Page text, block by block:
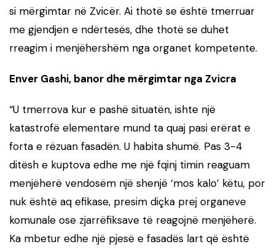
si mërgimtar në Zvicër. Ai thotë se është tmerruar
me gjendjen e ndërtesës, dhe thotë se duhet
rreagim i menjëhershëm nga organet kompetente.
Enver Gashi, banor dhe mërgimtar nga Zvicra
“U tmerrova kur e pashë situatën, ishte një
katastrofë elementare mund ta quaj pasi erërat e
forta e rëzuan fasadën. U habita shumë. Pas 3-4
ditësh e kuptova edhe me një fqinj timin reaguam
menjëherë vendosëm një shenjë ‘mos kalo’ këtu, por
nuk është aq efikase, presim diçka prej organeve
komunale ose zjarrëfiksave të reagojnë menjëherë.
Ka mbetur edhe një pjesë e fasadës lart që është